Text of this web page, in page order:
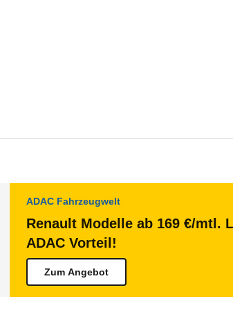
ADAC Fahrzeugwelt
Renault Modelle ab 169 €/mtl.
ADAC Vorteil!
Zum Angebot